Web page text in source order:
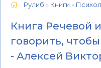
Рулиб » Книги »
Книга Речевой
говорить,
- Алексей